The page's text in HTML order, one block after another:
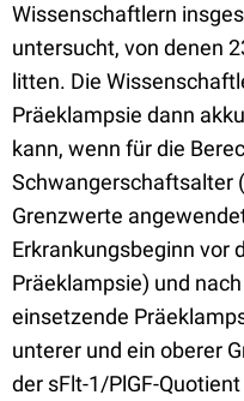
Wissenschaftlern
untersucht, von denen
litten. Die
Präeklampsie dann
kann, wenn für die
Schwangerschaftsalter
Grenzwerte
Erkrankungsbeginn vor
Präeklampsie) und
einsetzende
unterer und ein oberer
der sFlt-1/PlGF-